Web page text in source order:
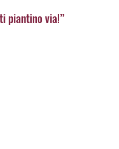
piantino via!”